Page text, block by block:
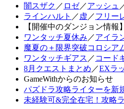
闇スザク ／ ロゼ／アッシュ
ラインハルト ／ 虚 ／フリー
【開催中のダンジョン情報】
ワンタッチ夏休み ／アイラ
魔夏の＋限界突破コロシア
ワンタッチギアス ／ コード
8月クエストまとめ ／EXラ
GameWithからのお知らせ
パズドラ攻略ライターを新
未経験可&完全在宅！攻略